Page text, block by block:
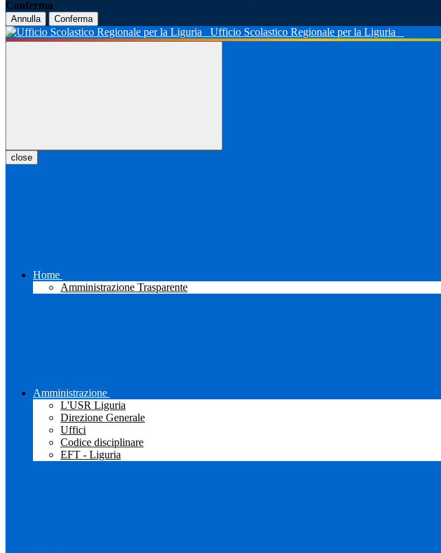
Conferma
Annulla Conferma
Ufficio Scolastico Regionale per la Liguria
close
Home
Amministrazione Trasparente
Amministrazione
L'USR Liguria
Direzione Generale
Uffici
Codice disciplinare
EFT - Liguria